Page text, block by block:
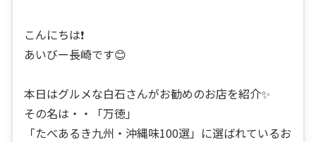
こんにちは❗
あいびー長崎です😊
本日はグルメな白石さんがお勧めのお店を紹介✨
その名は・・「万徳」
「たべあるき九州・沖縄味100選」に選ばれているお